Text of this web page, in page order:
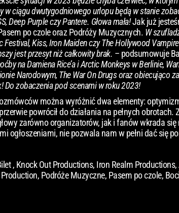
w ciągu dwutygodniowego urlopu będą w stanie
Deep Purple czy Pantere. Głowa mała!Jak już
po czole oraz Podróży Muzycznych. W
Kiss, Iron Maiden czy The Hollywood
jest przesyt niż całkowity brak. – podsumowuje
na Damiena Rice’a i Arctic Monkeys w Berlinie,
Narodowym, The War On Drugs oraz obiecująco
Do zobaczenia pod scenami w roku 2023!
można wyróżnić dwa elementy:
powrócił do działania na pełnych
zarówno organizatorów, jak i fanów wkrada
ogłoszeniami, nie pozwala nam w pełni dać się
, Knock Out Productions, Iron Realm
Podróże Muzyczne, Pasem po czole,